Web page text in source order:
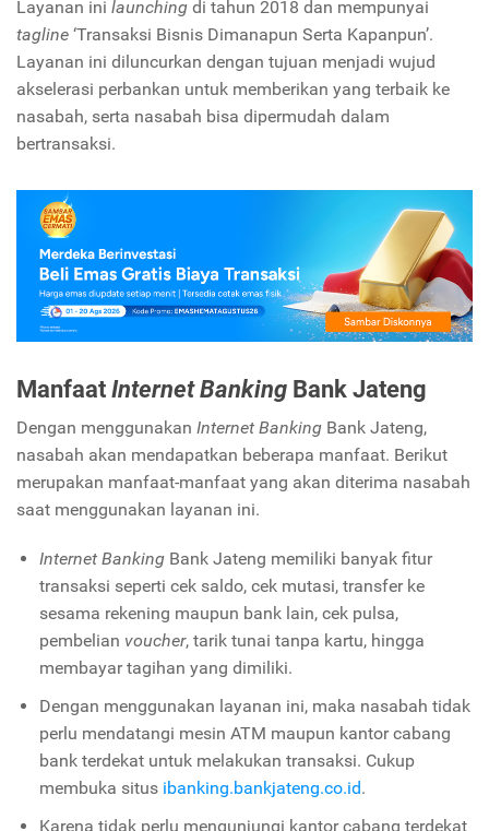
Layanan ini launching di tahun 2018 dan mempunyai
tagline ‘Transaksi Bisnis Dimanapun Serta Kapanpun’.
Layanan ini diluncurkan dengan tujuan menjadi wujud
akselerasi perbankan untuk memberikan yang terbaik ke
nasabah, serta nasabah bisa dipermudah dalam
bertransaksi.
ManfaatInternet Banking Bank Jateng
Dengan menggunakan Internet Banking Bank Jateng,
nasabah akan mendapatkan beberapa manfaat. Berikut
merupakan manfaat-manfaat yang akan diterima nasabah
saat menggunakan layanan ini.
Internet BankingBank Jateng memiliki banyak fitur
transaksi seperti cek saldo, cek mutasi, transfer ke
sesama rekening maupun bank lain, cek pulsa,
pembelian voucher, tarik tunai tanpa kartu, hingga
membayar tagihan yang dimiliki.
Dengan menggunakan layanan ini, maka nasabah tidak
perlu mendatangi mesin ATM maupun kantor cabang
bank terdekat untuk melakukan transaksi. Cukup
membuka situs ibanking.bankjateng.co.id.
Karena tidak perlu mengunjungi kantor cabang terdekat